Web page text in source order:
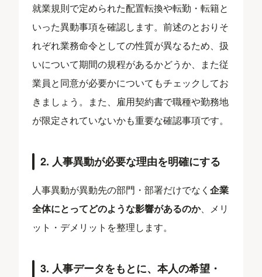
就業規則で定められた配置転換や転勤・転籍と
いった異動事項を確認します。前述のとおりそ
れぞれ業務命令としての性質が異なるため、扱
いについて期間の規程があるかどうか、また従
業員と同意が必要かについてもチェックしてお
きましょう。また、雇用契約書で職種や勤務地
が限定されていないかも重要な確認事項です。
2. 人事異動が必要な理由を明確にする
人事異動が異動先の部門・部署だけでなく企業
全体にとってどのような影響があるのか、メリ
ット・デメリットを整理します。
3. 人事データをもとに、本人の希望・